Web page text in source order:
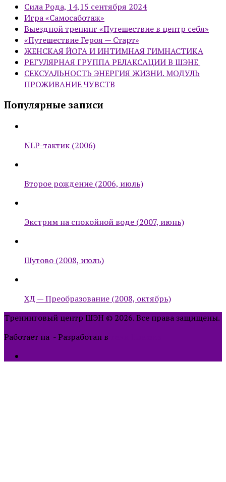
Сила Рода, 14,15 сентября 2024
Игра «Самосаботаж»
Выездной тренинг «Путешествие в центр себя»
«Путешествие Героя — Старт»
ЖЕНСКАЯ ЙОГА И ИНТИМНАЯ ГИМНАСТИКА
РЕГУЛЯРНАЯ ГРУППА РЕЛАКСАЦИИ В ШЭНЕ
СЕКСУАЛЬНОСТЬ ЭНЕРГИЯ ЖИЗНИ. МОДУЛЬ
ПРОЖИВАНИЕ ЧУВСТВ
Популярные записи
NLP-тактик (2006)
Второе рождение (2006, июль)
Экстрим на спокойной воде (2007, июнь)
Шутово (2008, июль)
ХД — Преобразование (2008, октябрь)
Тренинговый центр ШЭН © 2026. Все права защищены.
Работает на - Разработан в